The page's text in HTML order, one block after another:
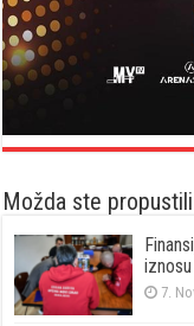
Možda ste propustili
7.